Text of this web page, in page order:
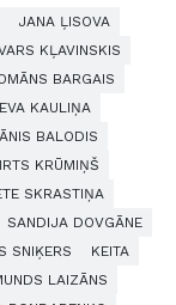
JANA ĻISOVA
KĻAVINSKIS
BARGAIS
KAULIŅA
BALODIS
KRŪMIŅŠ
SKRASTIŅA
SANDIJA DOVGĀNE
SNIĶERS
KEITA
LAIZĀNS